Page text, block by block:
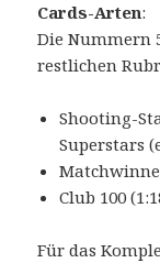
Cards-Arten:
Die Nummern
restlichen
Shooting-
Superstars
Club 100
Für das